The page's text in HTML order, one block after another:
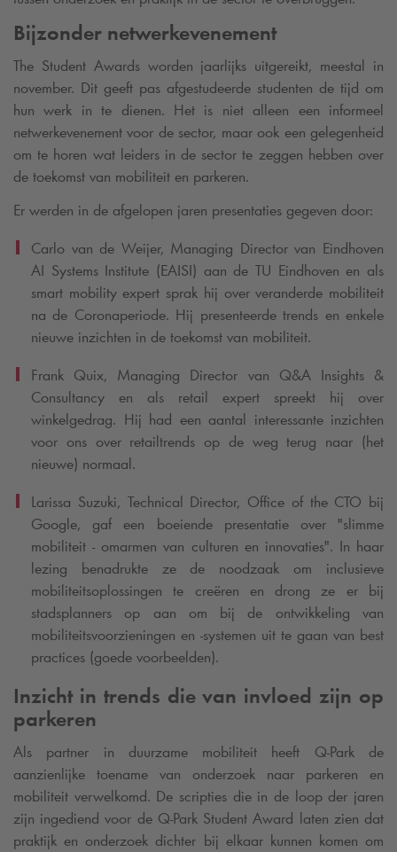
Bijzonder netwerkevenement
The Student Awards worden jaarlijks uitgereikt, meestal in
november. Dit geeft pas afgestudeerde studenten de tijd om
hun werk in te dienen. Het is niet alleen een informeel
netwerkevenement voor de sector, maar ook een gelegenheid
om te horen wat leiders in de sector te zeggen hebben over
de toekomst van mobiliteit en parkeren.
Er werden in de afgelopen jaren presentaties gegeven door:
Carlo van de Weijer, Managing Director van Eindhoven
AI Systems Institute (EAISI) aan de TU Eindhoven en als
smart mobility expert sprak hij over veranderde mobiliteit
na de Coronaperiode. Hij presenteerde trends en enkele
nieuwe inzichten in de toekomst van mobiliteit.
Frank Quix, Managing Director van Q&A Insights &
Consultancy en als retail expert spreekt hij over
winkelgedrag. Hij had een aantal interessante inzichten
voor ons over retailtrends op de weg terug naar (het
nieuwe) normaal.
Larissa Suzuki, Technical Director, Office of the CTO bij
Google, gaf een boeiende presentatie over "slimme
mobiliteit - omarmen van culturen en innovaties". In haar
lezing benadrukte ze de noodzaak om inclusieve
mobiliteitsoplossingen te creëren en drong ze er bij
stadsplanners op aan om bij de ontwikkeling van
mobiliteitsvoorzieningen en -systemen uit te gaan van best
practices (goede voorbeelden).
Inzicht in trends die van invloed zijn op
parkeren
Als partner in duurzame mobiliteit heeft Q-Parkde
aanzienlijke toename van onderzoek naar parkeren en
mobiliteit verwelkomd. De scripties die in de loop der jaren
zijn ingediend voor de Q-ParkStudent Award laten zien dat
praktijk en onderzoek dichter bij elkaar kunnen komen om